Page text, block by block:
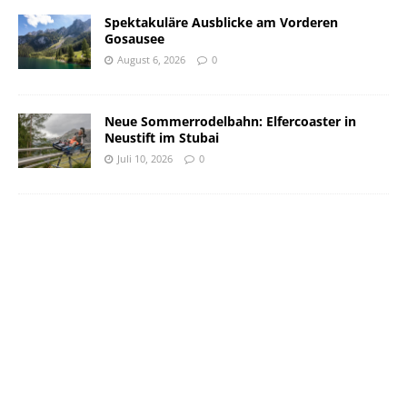
Spektakuläre Ausblicke am Vorderen
Gosausee
August 6, 2026 0
Neue Sommerrodelbahn: Elfercoaster in
Neustift im Stubai
Juli 10, 2026 0